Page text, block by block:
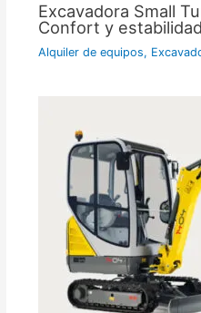
Excavadora Small
Confort y
Alquiler de equipos,